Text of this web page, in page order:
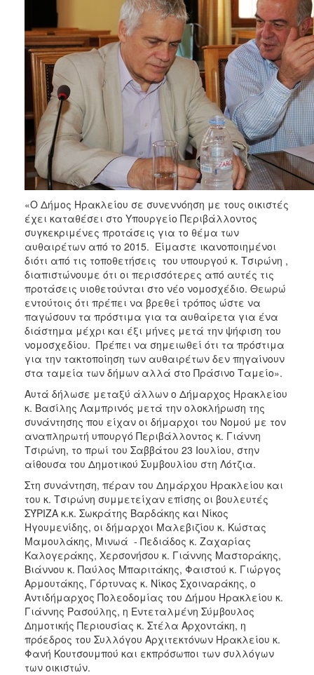
2010
2006
ΤΟΠΟΣ
ΠΟΛΙΤΙΣΜΟΣ
ΑΝΘΕΚΤΙΚΗ
«Ο Δήμος Ηρακλείου σε συνεννόηση με τους οικιστές
έχει καταθέσει στο Υπουργείο Περιβάλλοντος
συγκεκριμένες προτάσεις για το θέμα των
αυθαιρέτων από το 2015. Είμαστε ικανοποιημένοι
διότι από τις τοποθετήσεις του υπουργού κ. Τσιρώνη ,
διαπιστώνουμε ότι οι περισσότερες από αυτές τις
προτάσεις υιοθετούνται στο νέο νομοσχέδιο. Θεωρώ
εντούτοις ότι πρέπει να βρεθεί τρόπος ώστε να
παγώσουν τα πρόστιμα για τα αυθαίρετα για ένα
διάστημα μέχρι και έξι μήνες μετά την ψήφιση του
νομοσχεδίου. Πρέπει να σημειωθεί ότι τα πρόστιμα
για την τακτοποίηση των αυθαιρέτων δεν πηγαίνουν
στα ταμεία των δήμων αλλά στο Πράσινο Ταμείο».
Αυτά δήλωσε μεταξύ άλλων ο Δήμαρχος Ηρακλείου
κ. Βασίλης Λαμπρινός μετά την ολοκλήρωση της
συνάντησης που είχαν οι δήμαρχοι του Νομού με τον
αναπληρωτή υπουργό Περιβάλλοντος κ. Γιάννη
Τσιρώνη, το πρωί του Σαββάτου 23 Ιουλίου, στην
αίθουσα του Δημοτικού Συμβουλίου στη Λότζια.
Στη συνάντηση, πέραν του Δημάρχου Ηρακλείου και
του κ. Τσιρώνη συμμετείχαν επίσης οι βουλευτές
ΣΎΡΙΖΑ κ.κ. Σωκράτης Βαρδάκης και Νίκος
Ηγουμενίδης, οι δήμαρχοι Μαλεβιζίου κ. Κώστας
Μαμουλάκης, Μινωά - Πεδιάδος κ. Ζαχαρίας
Καλογεράκης, Χερσονήσου κ. Γιάννης Μαστοράκης,
Βιάννου κ. Παύλος Μπαριτάκης, Φαιστού κ. Γιώργος
Αρμουτάκης, Γόρτυνας κ. Νίκος Σχοιναράκης, ο
Αντιδήμαρχος Πολεοδομίας του Δήμου Ηρακλείου κ.
Γιάννης Ρασούλης, η Εντεταλμένη Σύμβουλος
Δημοτικής Περιουσίας κ. Στέλα Αρχοντάκη, η
πρόεδρος του Συλλόγου Αρχιτεκτόνων Ηρακλείου κ.
Φανή Κουτσουμπού και εκπρόσωποι των συλλόγων
των οικιστών.